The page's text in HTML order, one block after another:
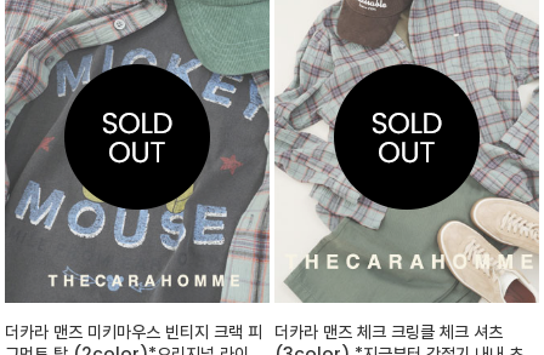
더카라 맨즈 미키마우스 빈티지 크랙 피 더카라 맨즈 체크 크링클 체크 셔츠